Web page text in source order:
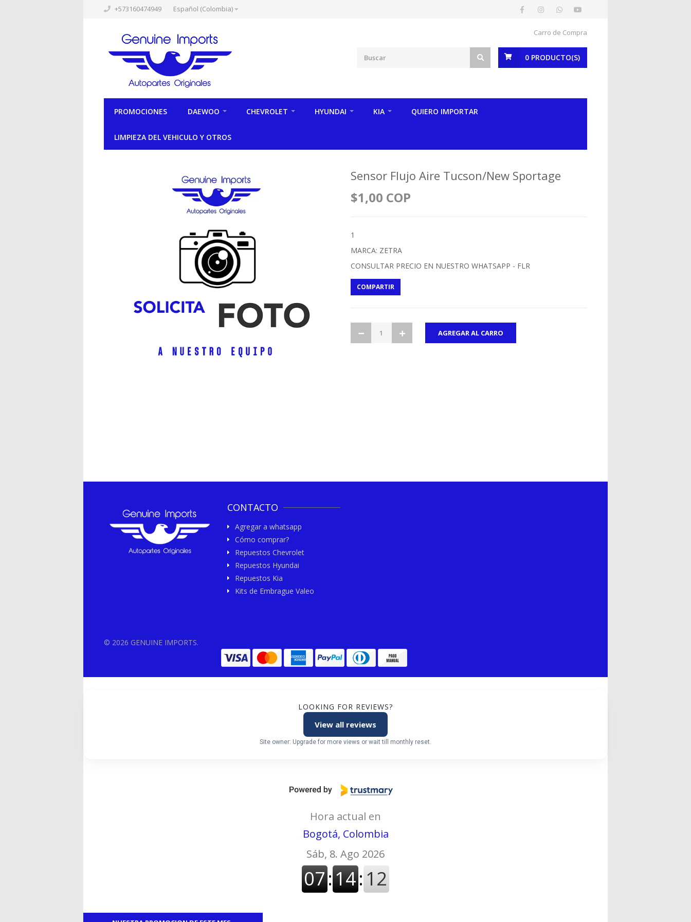
+573160474949 Español (Colombia)
Carro de Compra
0 PRODUCTO(S)
PROMOCIONES DAEWOO CHEVROLET HYUNDAI KIA QUIERO IMPORTAR
LIMPIEZA DEL VEHICULO Y OTROS
Sensor Flujo Aire Tucson/New Sportage
$1,00 COP
1
MARCA: ZETRA
CONSULTAR PRECIO EN NUESTRO WHATSAPP - FLR
COMPARTIR
CONTACTO
Agregar a whatsapp
Cómo comprar?
Repuestos Chevrolet
Repuestos Hyundai
Repuestos Kia
Kits de Embrague Valeo
© 2026 GENUINE IMPORTS.
LOOKING FOR REVIEWS?
View all reviews
Site owner: Upgrade for more views or wait till monthly reset.
Hora actual en
Bogotá, Colombia